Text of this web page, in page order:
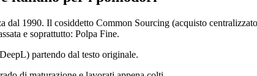
1990. Il cosiddetto Common Sourcing (acquisto
e soprattutto: Polpa Fine.
partendo dal testo originale.